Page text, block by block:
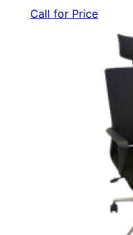
Call for Price